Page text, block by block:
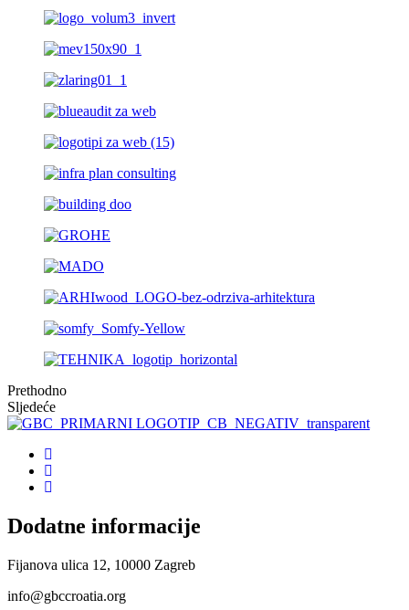
Prethodno
Sljedeće
Dodatne informacije
Fijanova ulica 12, 10000 Zagreb
info@gbccroatia.org